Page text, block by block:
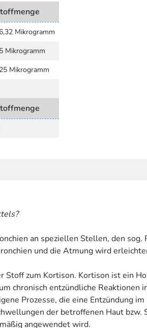
Mikrogramm
Mikrogramm
Mikrogramm
an speziellen Stellen, den
und die Atmung wird
zum Kortison. Kortison ist ein
chronisch entzündliche Reaktionen
Prozesse, die eine Entzündung
der betroffenen Haut
angewendet wird.